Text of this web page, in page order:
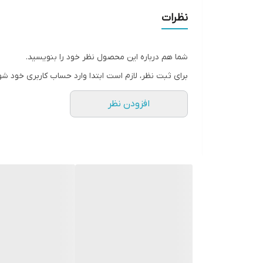
نظرات
شما هم درباره این محصول نظر خود را بنویسید.
برای ثبت نظر، لازم است ابتدا وارد حساب کاربری خود
افزودن نظر